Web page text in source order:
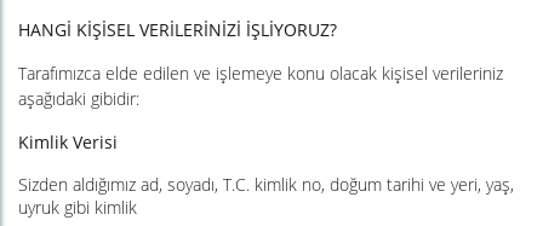
HANGİ KİŞİSEL VERİLERİNİZİ İŞLİYORUZ?
Tarafımızca elde edilen ve işlemeye konu olacak kişisel verileriniz
aşağıdaki gibidir:
Kimlik Verisi
Sizden aldığımız ad, soyadı, T.C. kimlik no, doğum tarihi ve yeri, yaş,
uyruk gibi kimlik